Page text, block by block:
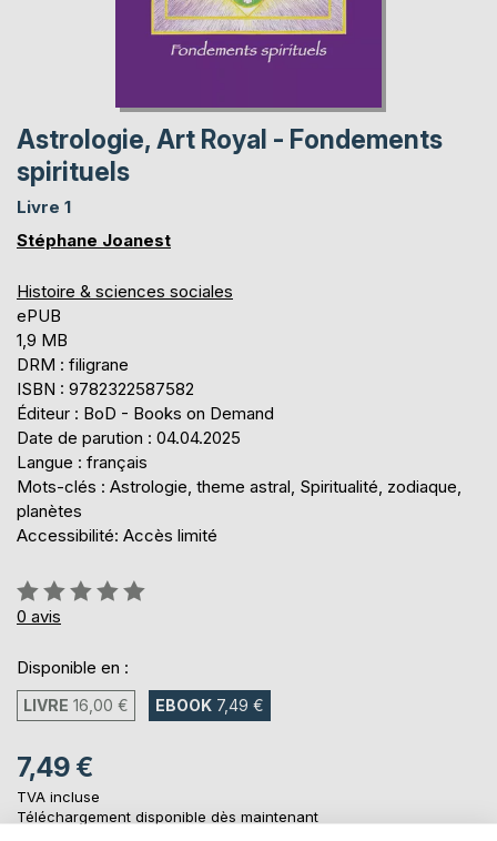
Astrologie, Art Royal - Fondements
spirituels
Livre 1
Stéphane Joanest
Histoire & sciences sociales
ePUB
1,9 MB
DRM : filigrane
ISBN : 9782322587582
Éditeur : BoD - Books on Demand
Date de parution : 04.04.2025
Langue : français
Mots-clés : Astrologie, theme astral, Spiritualité, zodiaque,
planètes
Accessibilité: Accès limité
Évaluation:
0%
0 avis
Disponible en :
LIVRE 16,00 € EBOOK 7,49 €
7,49 €
TVA incluse
Téléchargement disponible dès maintenant